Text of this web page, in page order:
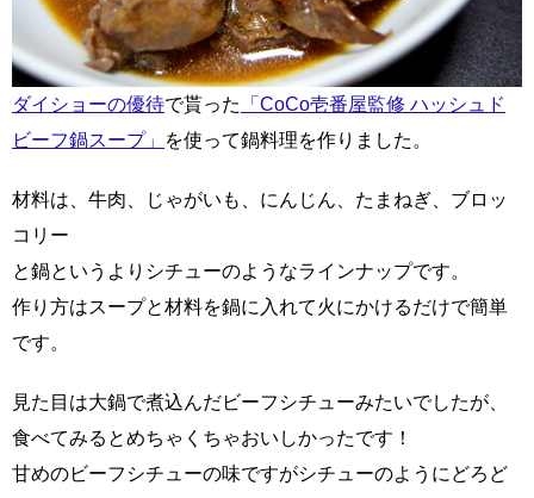
ダイショーの優待で貰った
「CoCo壱番屋監修 ハッシュド
ビーフ鍋スープ」
を使って鍋料理を作りました。
材料は、牛肉、じゃがいも、にんじん、たまねぎ、ブロッ
コリー
と鍋というよりシチューのようなラインナップです。
作り方はスープと材料を鍋に入れて火にかけるだけで簡単
です。
見た目は大鍋で煮込んだビーフシチューみたいでしたが、
食べてみるとめちゃくちゃおいしかったです！
甘めのビーフシチューの味ですがシチューのようにどろど